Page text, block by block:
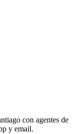
con agentes de
y email.